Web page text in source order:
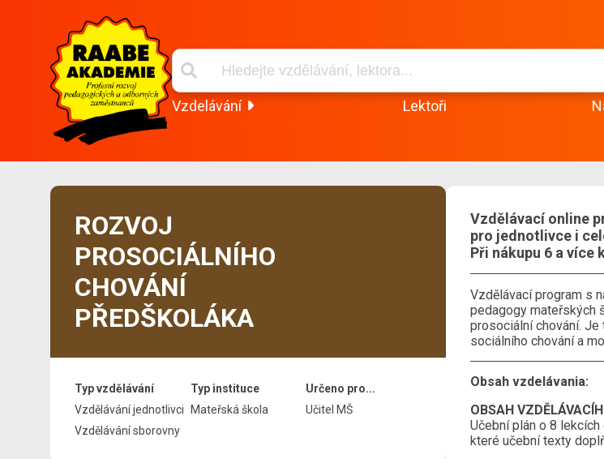
Vzdelávání Lektoři
ROZVOJ
PROSOCIÁLNÍHO
CHOVÁNÍ
PŘEDŠKOLÁKA
Typ vzdělávání
Vzdělávání jednotlivci
Vzdělávání sborovny
Typ instituce
Mateřská škola
Určeno pro...
Učitel MŠ
Vzdělávací online
pro jednotlivce i
Při nákupu 6 a více
Vzdělávací program s
pedagogy mateřských
prosociální chování.
sociálního chování a
Obsah vzdelávania:
OBSAH
Učební plán o 8
které učební texty